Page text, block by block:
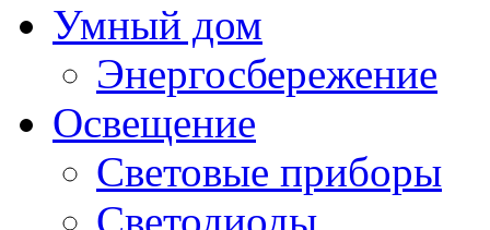
Умный дом
Энергосбережение
Освещение
Световые приборы